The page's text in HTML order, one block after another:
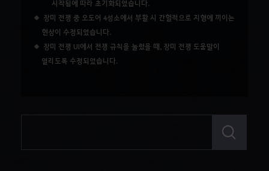
시작됨에 따라 초기화되었습니다.
장미 전쟁 중 오도어 4성소에서 부활 시 간헐적으로 지형에 끼이는
현상이 수정되었습니다.
장미 전쟁 UI에서 전쟁 규칙을 눌렀을 때, 장미 전쟁 도움말이
열리도록 수정되었습니다.